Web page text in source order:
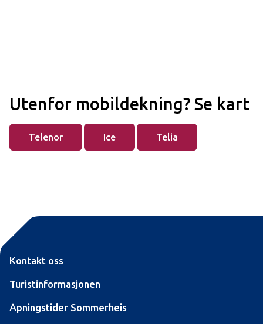
Utenfor mobildekning? Se kart
Telenor Ice Telia
Kontakt oss
Turistinformasjonen
Åpningstider Sommerheis